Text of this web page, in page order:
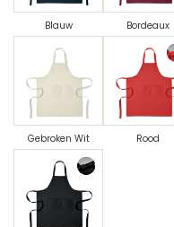
Blauw Bordeaux
Gebroken Wit Rood